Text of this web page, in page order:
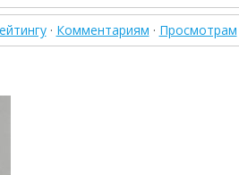
· Комментариям · Просмотрам